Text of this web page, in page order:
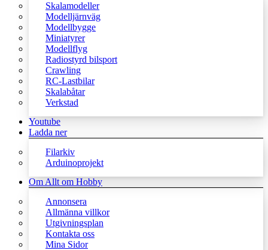
Skalamodeller
Modelljärnväg
Modellbygge
Miniatyrer
Modellflyg
Radiostyrd bilsport
Crawling
RC-Lastbilar
Skalabåtar
Verkstad
Youtube
Ladda ner
Filarkiv
Arduinoprojekt
Om Allt om Hobby
Annonsera
Allmänna villkor
Utgivningsplan
Kontakta oss
Mina Sidor